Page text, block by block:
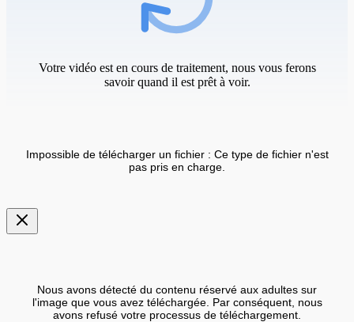
Votre vidéo est en cours de traitement, nous vous ferons
savoir quand il est prêt à voir.
Impossible de télécharger un fichier : Ce type de fichier n'est
pas pris en charge.
Nous avons détecté du contenu réservé aux adultes sur
l'image que vous avez téléchargée. Par conséquent, nous
avons refusé votre processus de téléchargement.